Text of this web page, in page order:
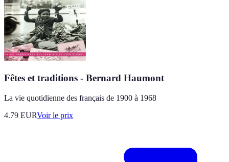
Fêtes et traditions - Bernard Haumont
La vie quotidienne des français de 1900 à 1968
4.79 EURVoir le prix